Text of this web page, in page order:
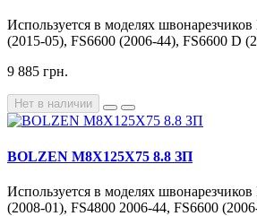
Используется в моделях
(2015-05), FS6600 (2006-44), FS6600 D
9 885 грн.
Нет в наличии
BOLZEN М8Х125X75 8.8 ЗП
Используется в моделях
(2008-01), FS4800 2006-44, FS6600